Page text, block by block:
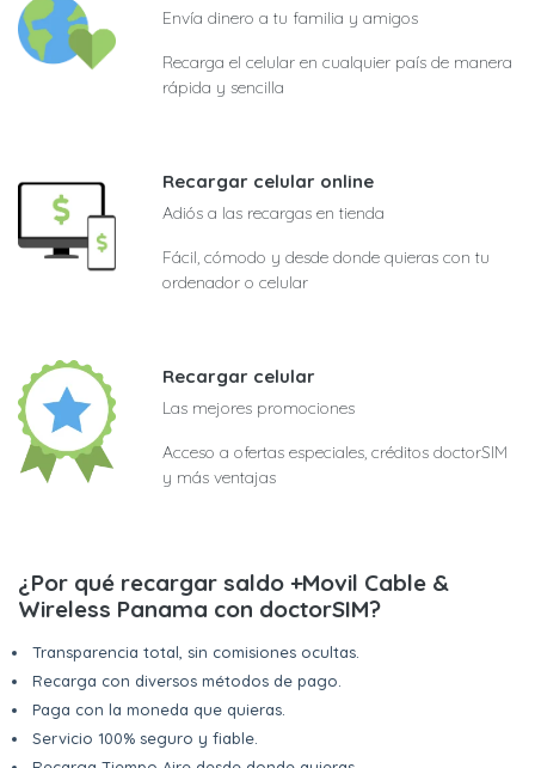
Envía dinero a tu familia y amigos
Recarga el celular en cualquier país de manera
rápida y sencilla
Recargar celular online
Adiós a las recargas en tienda
Fácil, cómodo y desde donde quieras con tu
ordenador o celular
Recargar celular
Las mejores promociones
Acceso a ofertas especiales, créditos doctorSIM
y más ventajas
¿Por qué recargar saldo +Movil Cable &
Wireless Panama con doctorSIM?
Transparencia total, sin comisiones ocultas.
Recarga con diversos métodos de pago.
Paga con la moneda que quieras.
Servicio 100% seguro y fiable.